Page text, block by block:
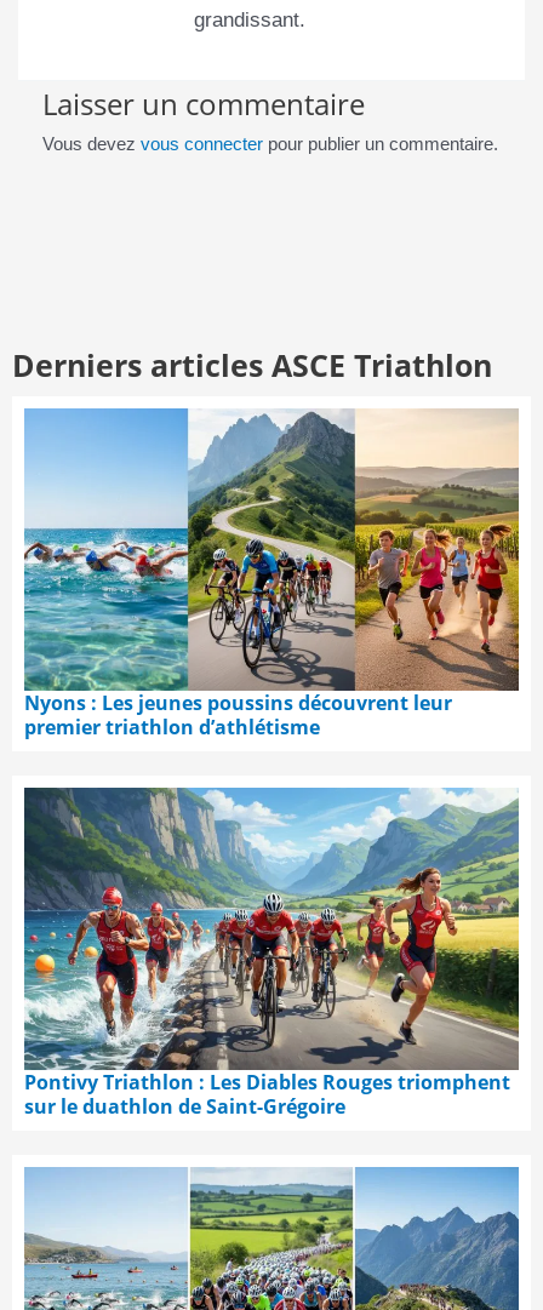
grandissant.
Laisser un commentaire
Vous devez vous connecterpour publier un commentaire.
Derniers articles ASCE Triathlon
Nyons : Les jeunes poussins découvrent leur
premier triathlon d’athlétisme
Pontivy Triathlon : Les Diables Rouges triomphent
sur le duathlon de Saint-Grégoire